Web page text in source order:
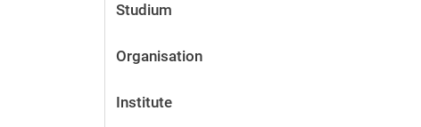
Studium
Organisation
Institute